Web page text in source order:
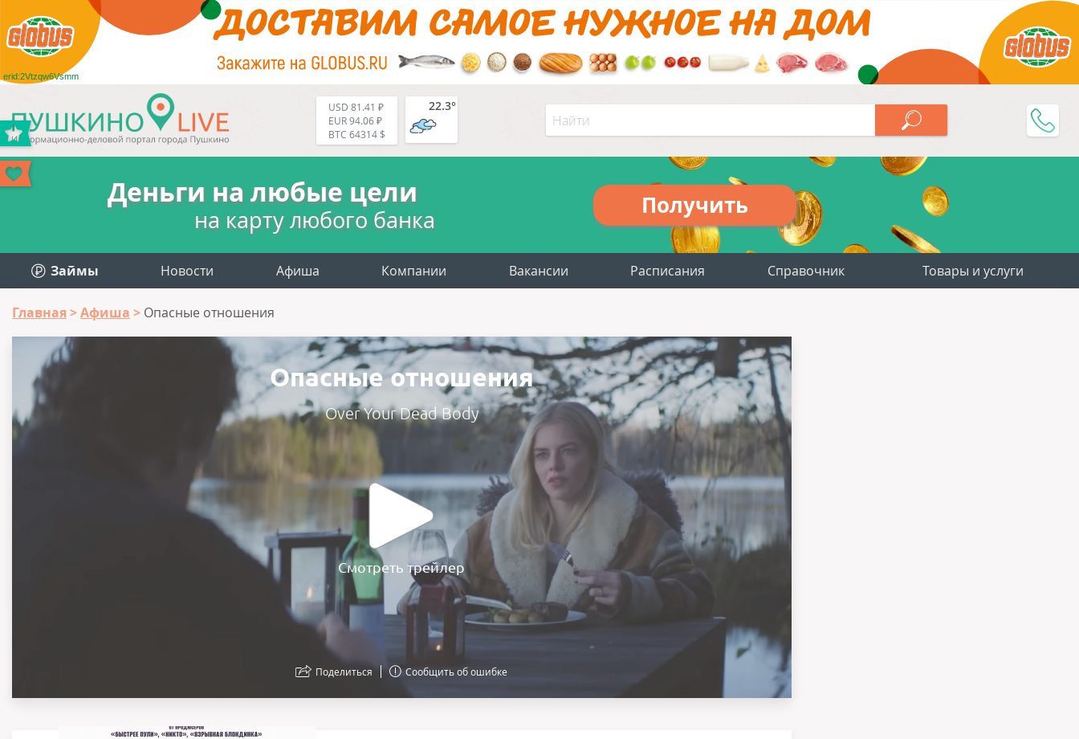
erid:2Vtzqw6Vsmm
USD 81.41 ₽
EUR 94.06 ₽
BTC 64314 $
22.3°
Деньги на любые цели
на карту любого банка
Получить
Займы Новости Афиша Компании Вакансии Расписания Справочник Товары и услуги
Главная Афиша Опасные отношения
Опасные отношения
Over Your Dead Body
Поделиться Сообщить об ошибке
Смотреть трейлер